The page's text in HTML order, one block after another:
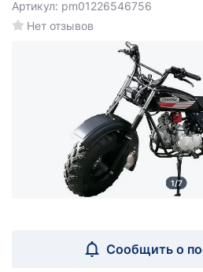
Нет отзывов
Артикул: pm01226546756
1/7
Сообщить о